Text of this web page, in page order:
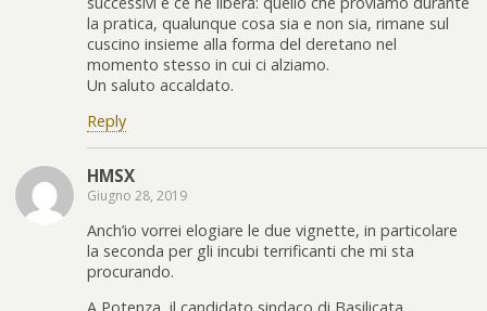
la pratica, qualunque cosa sia e non sia, rimane sul
cuscino insieme alla forma del deretano nel
momento stesso in cui ci alziamo.
Un saluto accaldato.
Reply
HMSX
Giugno 28, 2019
Anch’io vorrei elogiare le due vignette, in particolare
la seconda per gli incubi terrificanti che mi sta
procurando.